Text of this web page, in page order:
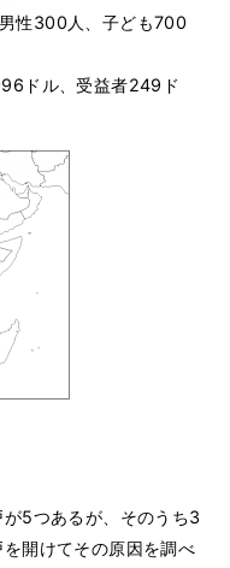
性300人、子ども700
ドル、受益者249ド
5つあるが、そのうち3
開けてその原因を調べ